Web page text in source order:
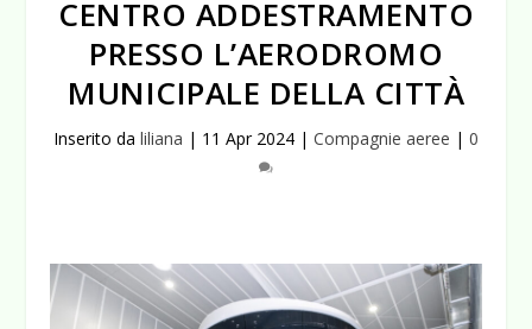
CENTRO ADDESTRAMENTO
PRESSO L’AERODROMO
MUNICIPALE DELLA CITTÀ
Inserito da liliana | 11 Apr 2024 | Compagnie aeree | 0